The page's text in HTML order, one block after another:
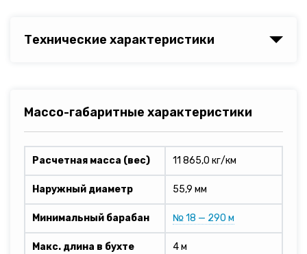
Технические характеристики
Массо-габаритные характеристики
Расчетная масса (вес) 11 865,0 кг/км
Наружный диаметр 55,9 мм
Минимальный барабан № 18 — 290 м
Макс. длина в бухте 4 м